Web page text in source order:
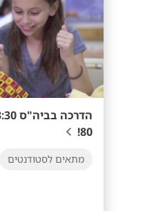
80!
מתאים לסטודנטים